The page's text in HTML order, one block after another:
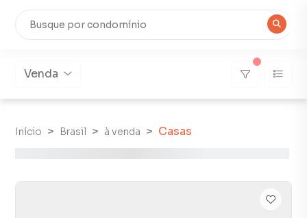
Venda
Início Brasil à venda Casas